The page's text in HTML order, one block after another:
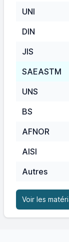
UNI
DIN
JIS
SAEASTM
UNS
BS
AFNOR
AISI
Autres
Voir les